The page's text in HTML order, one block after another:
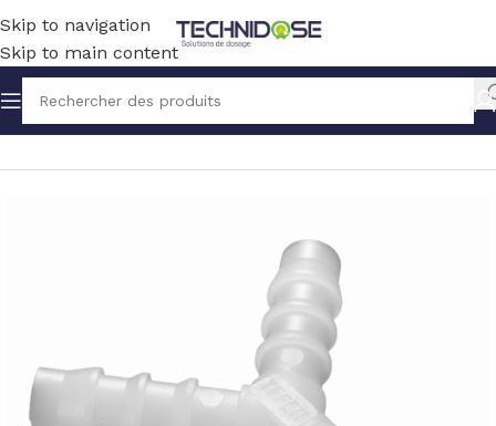
Skip to navigation
Skip to main content
Accueil TUYAUX ET RACCORDS RACCORDS PVDF